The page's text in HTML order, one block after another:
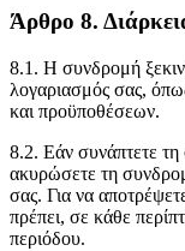
Άρθρο 8.
8.1. Η συνδρομή
λογαριασμός σας,
και προϋποθέσεων.
8.2. Εάν συνάπτετε
ακυρώσετε τη
σας. Για να
πρέπει, σε κάθε
περιόδου.